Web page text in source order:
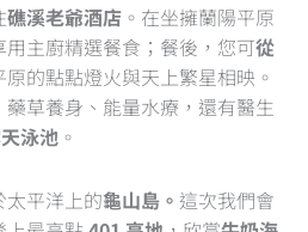
礁溪老爺酒店 。在坐擁蘭陽平原
主廚精選餐食；餐後，您可從
的點點燈火與天上繁星相映。
草養身、能量水療，還有醫生
泳池 。
平洋上的龜山島。 這次我們會